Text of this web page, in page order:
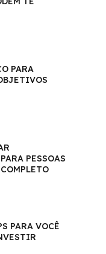
PARA
PESSOAS
PARA VOCÊ